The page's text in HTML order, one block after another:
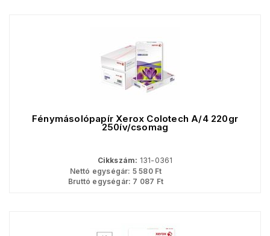
Fénymásolópapír Xerox Colotech A/4 220gr
250ív/csomag
Cikkszám: 131-0361
Nettó egységár: 5 580Ft
Bruttó egységár: 7 087 Ft